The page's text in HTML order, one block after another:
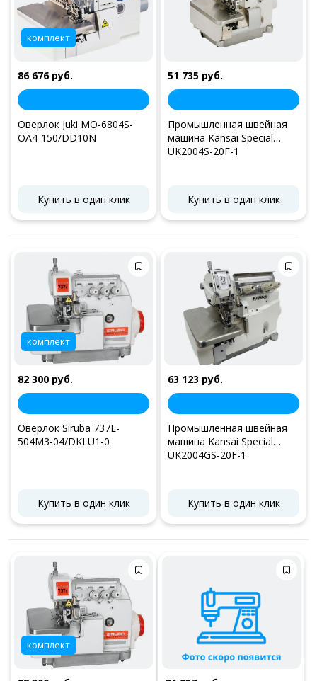
комплект
86 676 руб.
Оверлок Juki MO-6804S-
OA4-150/DD10N
Купить в один клик
51 735 руб.
Промышленная швейная
машина Kansai Special
UK2004S-20F-1
Купить в один клик
комплект
82 300 руб.
Оверлок Siruba 737L-
504M3-04/DKLU1-0
Купить в один клик
63 123 руб.
Промышленная швейная
машина Kansai Special
UK2004GS-20F-1
Купить в один клик
комплект